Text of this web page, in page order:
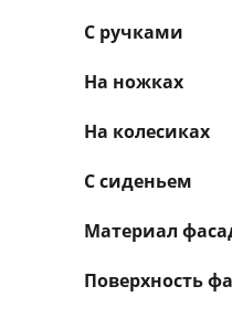
С ручками
На ножках
На колесиках
С сиденьем
Материал
Поверхность